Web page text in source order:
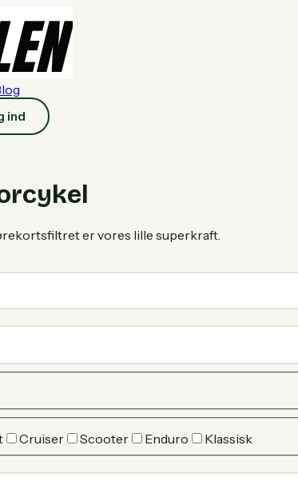
ind
er vores lille superkraft.
Cruiser Scooter Enduro
Klassisk